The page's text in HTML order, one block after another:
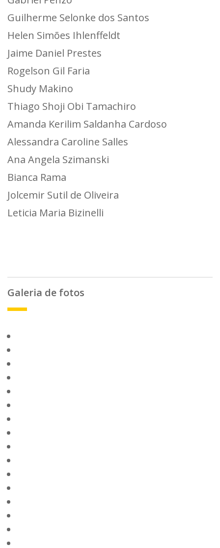
Guilherme Selonke dos Santos
Helen Simões Ihlenffeldt
Jaime Daniel Prestes
Rogelson Gil Faria
Shudy Makino
Thiago Shoji Obi Tamachiro
Amanda Kerilim Saldanha Cardoso
Alessandra Caroline Salles
Ana Angela Szimanski
Bianca Rama
Jolcemir Sutil de Oliveira
Leticia Maria Bizinelli
Galeria de fotos